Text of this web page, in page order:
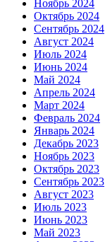
Ноябрь 2024
Октябрь 2024
Сентябрь 2024
Август 2024
Июль 2024
Июнь 2024
Май 2024
Апрель 2024
Март 2024
Февраль 2024
Январь 2024
Декабрь 2023
Ноябрь 2023
Октябрь 2023
Сентябрь 2023
Август 2023
Июль 2023
Июнь 2023
Май 2023